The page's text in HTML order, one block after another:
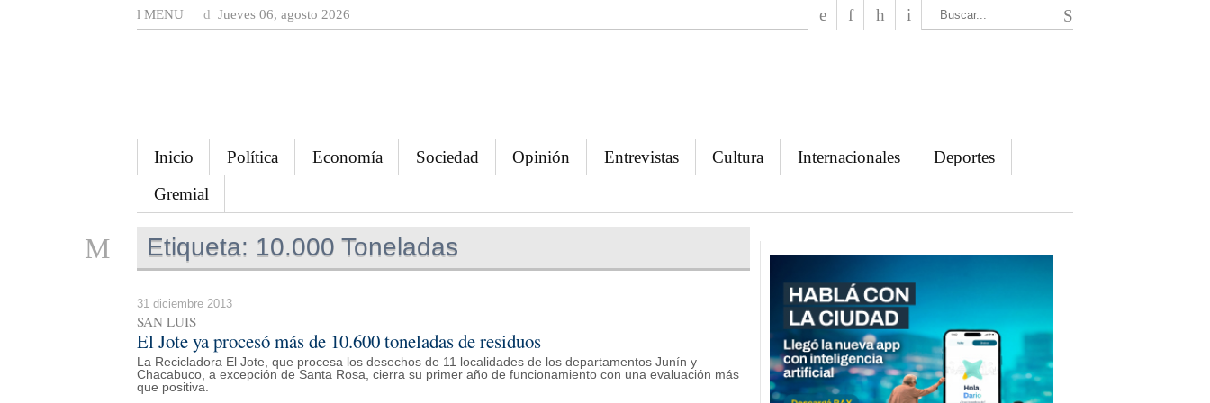
MENU Jueves 06, agosto 2026
Inicio Política Economía Sociedad Opinión Entrevistas Cultura Internacionales
Deportes
Gremial
Etiqueta: 10.000 Toneladas
31 diciembre 2013
SAN LUIS
El Jote ya procesó más de 10.600 toneladas de residuos
La Recicladora El Jote, que procesa los desechos de 11 localidades de los departamentos Junín y
Chacabuco, a excepción de Santa Rosa, cierra su primer año de funcionamiento con una evaluación más
que positiva.